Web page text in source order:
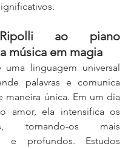
ao piano
música em magia
linguagem universal
palavras e comunica
maneira única. Em um dia
amor, ela intensifica os
tornando-os mais
e profundos. Estudos